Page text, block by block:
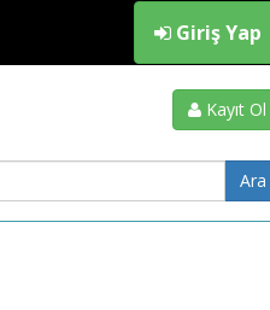
Giriş Yap
Kayıt Ol